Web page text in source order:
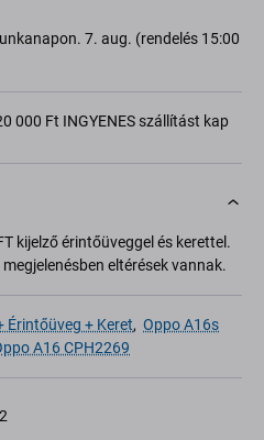
7. aug. (rendelés 15:00
000 Ft INGYENES szállítást kap
kijelző érintőüveggel és kerettel.
eltérések vannak.
Érintőüveg + Keret, Oppo A16s
A16 CPH2269